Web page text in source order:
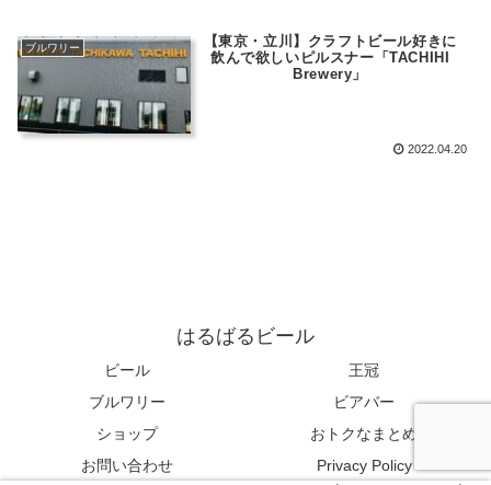
ブルワリー
【東京・立川】クラフトビール好きに
飲んで欲しいピルスナー「TACHIHI
Brewery」
2022.04.20
はるばるビール
ビール
王冠
ブルワリー
ビアバー
ショップ
おトクなまとめ
お問い合わせ
Privacy Policy